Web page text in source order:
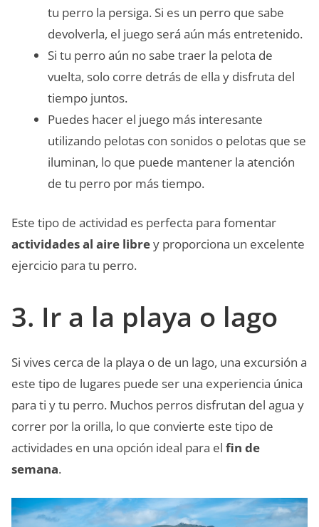
tu perro la persiga. Si es un perro que sabe
devolverla, el juego será aún más entretenido.
Si tu perro aún no sabe traer la pelota de
vuelta, solo corre detrás de ella y disfruta del
tiempo juntos.
Puedes hacer el juego más interesante
utilizando pelotas con sonidos o pelotas que se
iluminan, lo que puede mantener la atención
de tu perro por más tiempo.
Este tipo de actividad es perfecta para fomentar
actividades al aire librey proporciona un excelente
ejercicio para tu perro.
3. Ir a la playa o lago
Si vives cerca de la playa o de un lago, una excursión a
este tipo de lugares puede ser una experiencia única
para ti y tu perro. Muchos perros disfrutan del agua y
correr por la orilla, lo que convierte este tipo de
actividades en una opción ideal para el fin de
semana.